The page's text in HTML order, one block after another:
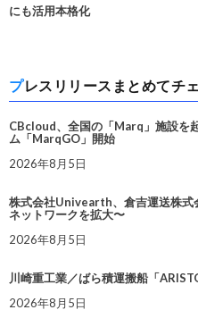
にも活用本格化
プレスリリースまとめてチ
CBcloud、全国の「Marq」施設を
ム「MarqGO」開始
2026年8月5日
株式会社Univearth、倉吉運送株式
ネットワークを拡大〜
2026年8月5日
川崎重工業／ばら積運搬船「
2026年8月5日